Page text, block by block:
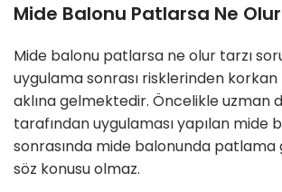
Mide Balonu Patlarsa Ne
Mide balonu patlarsa ne olur tarzı
uygulama sonrası risklerinden korkan
aklına gelmektedir. Öncelikle uzman
tarafından uygulaması yapılan mide
sonrasında mide balonunda patlama
söz konusu olmaz.